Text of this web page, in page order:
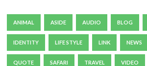
ANIMAL ASIDE AUDIO BLOG
IDENTITY LIFE STYLE LINK NEWS
QUOTE SAFARI TRAVEL VIDEO